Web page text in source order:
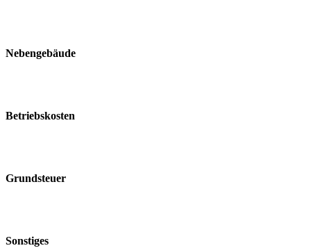
Nebengebäude
Betriebskosten
Grundsteuer
Sonstiges